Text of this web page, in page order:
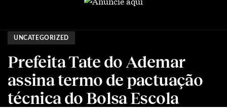
UNCATEGORIZED
Prefeita Tate do Ademar
assina termo de pactuação
técnica do Bolsa Escola